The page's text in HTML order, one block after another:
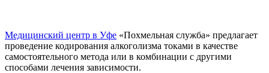
Медицинский центр в Уфе «Похмельная служба» предлагает
проведение кодирования алкоголизма токами в качестве
самостоятельного метода или в комбинации с другими
способами лечения зависимости.